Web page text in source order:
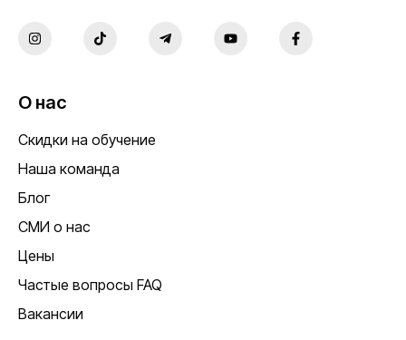
О нас
Скидки на обучение
Наша команда
Блог
СМИ о нас
Цены
Частые вопросы FAQ
Вакансии